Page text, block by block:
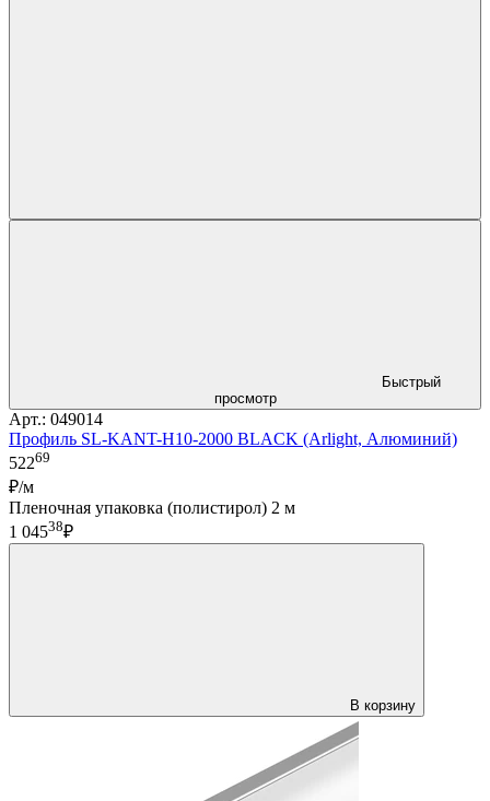
Быстрый
просмотр
Арт.: 049014
Профиль SL-KANT-H10-2000 BLACK (Arlight, Алюминий)
52269
₽/м
Пленочная упаковка (полистирол) 2 м
1 04538₽
В корзину